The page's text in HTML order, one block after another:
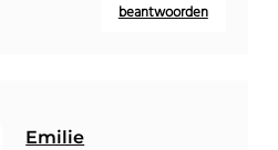
beantwoorden
Emilie